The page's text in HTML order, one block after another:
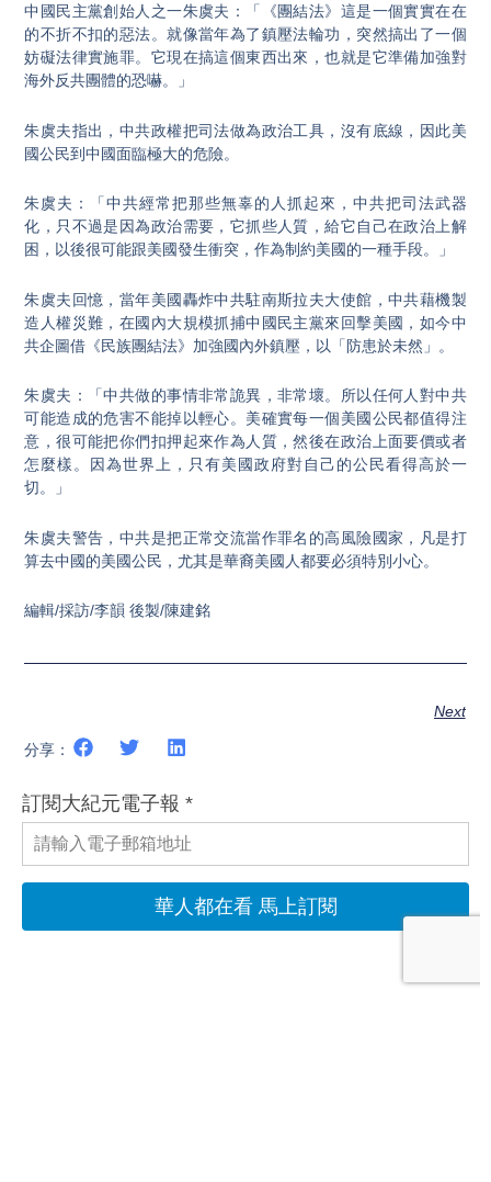
中國民主黨創始人之一朱虞夫：「《團結法》這是一個實實在在
的不折不扣的惡法。就像當年為了鎮壓法輪功，突然搞出了一個
妨礙法律實施罪。它現在搞這個東西出來，也就是它準備加強對
海外反共團體的恐嚇。」
朱虞夫指出，中共政權把司法做為政治工具，沒有底線，因此美
國公民到中國面臨極大的危險。
朱虞夫：「中共經常把那些無辜的人抓起來，中共把司法武器
化，只不過是因為政治需要，它抓些人質，給它自己在政治上解
困，以後很可能跟美國發生衝突，作為制約美國的一種手段。」
朱虞夫回憶，當年美國轟炸中共駐南斯拉夫大使館，中共藉機製
造人權災難，在國內大規模抓捕中國民主黨來回擊美國，如今中
共企圖借《民族團結法》加強國內外鎮壓，以「防患於未然」。
朱虞夫：「中共做的事情非常詭異，非常壞。所以任何人對中共
可能造成的危害不能掉以輕心。美確實每一個美國公民都值得注
意，很可能把你們扣押起來作為人質，然後在政治上面要價或者
怎麼樣。因為世界上，只有美國政府對自己的公民看得高於一
切。」
朱虞夫警告，中共是把正常交流當作罪名的高風險國家，凡是打
算去中國的美國公民，尤其是華裔美國人都要必須特別小心。
編輯/採訪/李韻 後製/陳建銘
Next
分享：